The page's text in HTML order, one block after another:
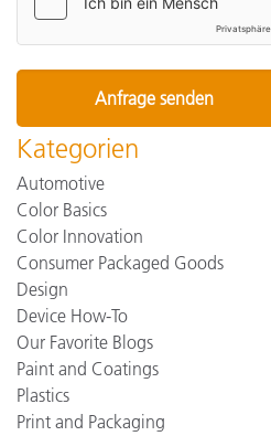
Kategorien
Automotive
Color Basics
Color Innovation
Consumer Packaged Goods
Design
Device How-To
Our Favorite Blogs
Paint and Coatings
Plastics
Print and Packaging